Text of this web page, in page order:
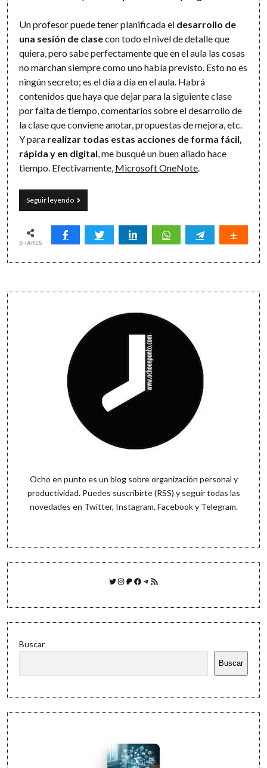
Un profesor puede tener planificada el desarrollo de
una sesión de clasecon todo el nivel de detalle que
quiera, pero sabe perfectamente que en el aula las cosas
no marchan siempre como uno había previsto. Esto no es
ningún secreto; es el día a día en el aula. Habrá
contenidos que haya que dejar para la siguiente clase
por falta de tiempo, comentarios sobre el desarrollo de
la clase que conviene anotar, propuestas de mejora, etc.
Y para realizar todas estas acciones de forma fácil,
rápida y en digital, me busqué un buen aliado hace
tiempo. Efectivamente, Microsoft OneNote.
Seguir leyendoOrganiza
tu
vertical
de
con
SHARES
Sidebar
Ocho en punto es un blog sobre organización personal y
productividad. Puedes suscribirte (RSS) y seguir todas las
novedades en Twitter, Instagram, Facebooky Telegram.
Twitter
Instagram
Patreon
Facebook
Telegram
Feed RSS
Buscar
Buscar